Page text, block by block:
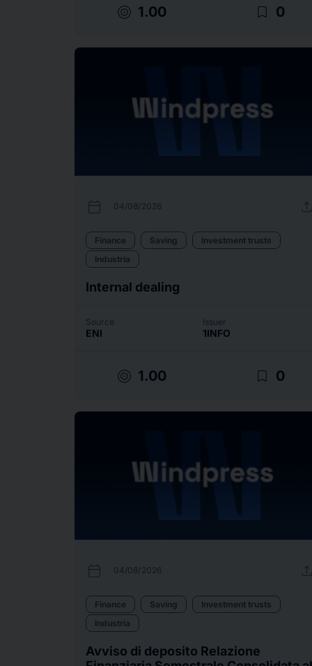
target 1.00 bookmark_border 0
calendar_today 04/08/2026
Finance Saving
Investment trusts
Industria
Internal dealing
Source
ENI
Issuer
1INFO
target 1.00 bookmark_border 0
calendar_today 04/08/2026
Finance Saving
Investment trusts
Industria
Avviso di deposito Relazione